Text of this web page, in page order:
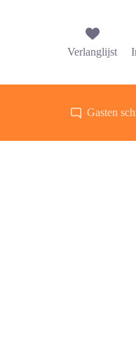
Verlanglijst
Gasten